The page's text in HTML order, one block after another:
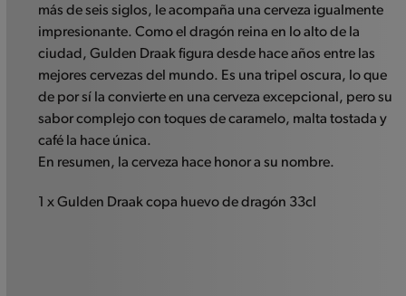
más de seis siglos, le acompaña una cerveza igualmente
impresionante. Como el dragón reina en lo alto de la
ciudad, Gulden Draak figura desde hace años entre las
mejores cervezas del mundo. Es una tripel oscura, lo que
de por sí la convierte en una cerveza excepcional, pero su
sabor complejo con toques de caramelo, malta tostada y
café la hace única.
En resumen, la cerveza hace honor a su nombre.
1 x Gulden Draak copa huevo de dragón 33cl